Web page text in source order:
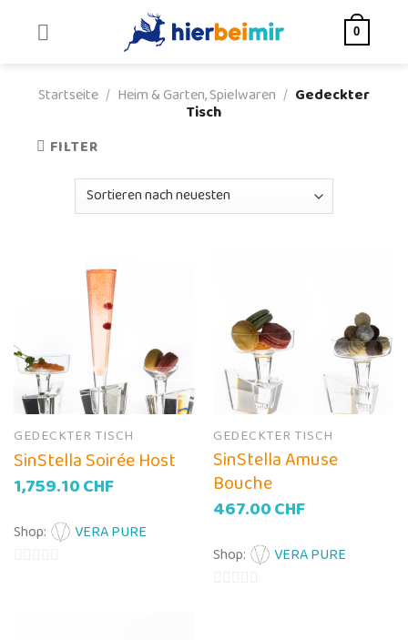
0
Startseite / Heim & Garten, Spielwaren / Gedeckter
Tisch
FILTER
GEDECKTER TISCH
SinStella Soirée Host
1,759.10CHF
Shop: VERA PURE
GEDECKTER TISCH
SinStella Amuse
Bouche
467.00CHF
Shop: VERA PURE